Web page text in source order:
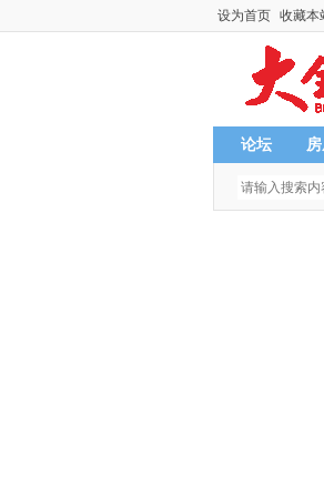
设为首页 收藏本
论坛